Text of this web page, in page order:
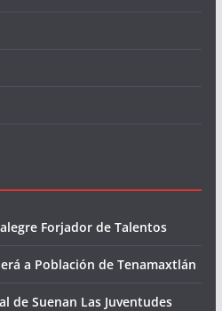
Forjador de Talentos
a Población de Tenamaxtlán
de Suenan Las Juventudes